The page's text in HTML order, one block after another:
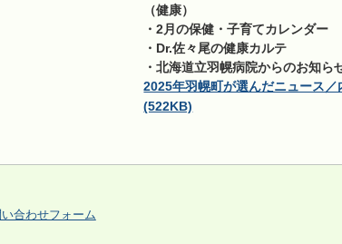
（健康）
・2月の保健・子育てカレンダー
・Dr.佐々尾の健康カルテ
・北海道立羽幌病院からのお知ら
2025年羽幌町が選んだニュース
(522KB)
合わせフォーム